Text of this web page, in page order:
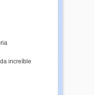
increíble